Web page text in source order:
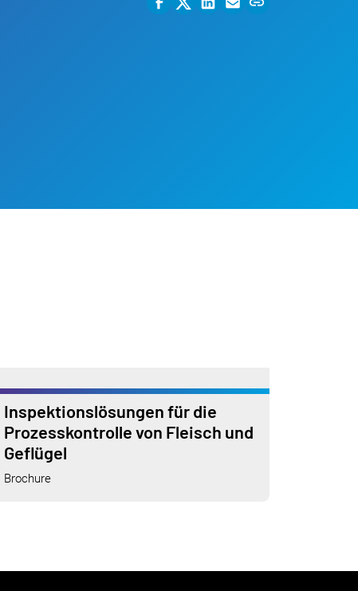
Inspektionslösungen für die
Prozesskontrolle von Fleisch und
Geflügel
Brochure